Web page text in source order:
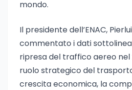
mondo.
Il presidente dell’ENAC,
commentato i dati
ripresa del traffico aereo
ruolo strategico del
crescita economica, la